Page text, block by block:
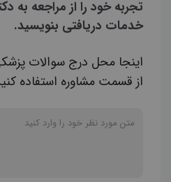
تجربه خود را از مراجعه به
خدمات دریافتی بنویسید.
اینجا محل درج سوالات
از قسمت مشاوره استفاده